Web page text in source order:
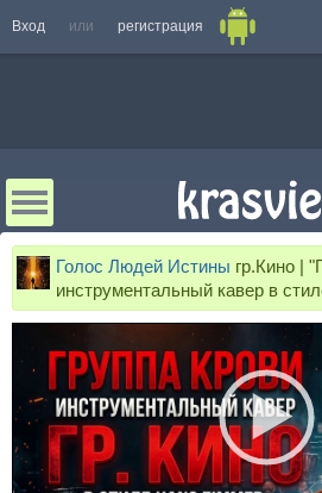
Вход или регистрация
Голос Людей Истины гр.Кино |
инструментальный кавер в